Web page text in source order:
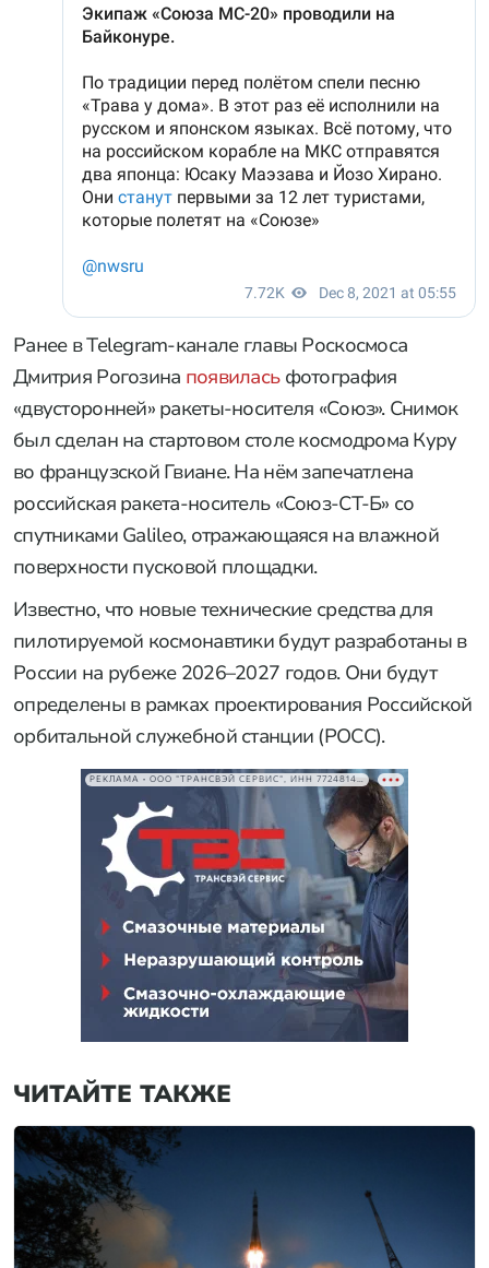
Ранее в Telegram-канале главы Роскосмоса
Дмитрия Рогозина появиласьфотография
«двусторонней» ракеты-носителя «Союз». Снимок
был сделан на стартовом столе космодрома Куру
во французской Гвиане. На нём запечатлена
российская ракета-носитель «Союз-СТ-Б» со
спутниками Galileo, отражающаяся на влажной
поверхности пусковой площадки.
Известно, что новые технические средства для
пилотируемой космонавтики будут разработаны в
России на рубеже 2026–2027 годов. Они будут
определены в рамках проектирования Российской
орбитальной служебной станции (РОСС).
РЕКЛАМА • ООО "ТРАНСВЭЙ СЕРВИС", ИНН 7724814198
ЧИТАЙТЕ ТАКЖЕ